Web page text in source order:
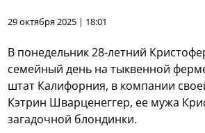
29 октября 2025 | 18:01
В понедельник 28-летний
семейный день на тыквенной
штат Калифорния, в компании
Кэтрин Шварценеггер, ее мужа
загадочной блондинки.